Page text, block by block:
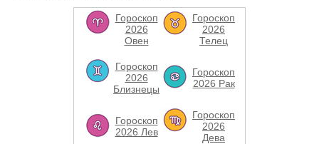
Гороскоп
2026
Овен
Гороскоп
2026
Телец
Гороскоп
2026
Близнецы
Гороскоп
2026 Рак
Гороскоп
2026 Лев
Гороскоп
2026
Дева